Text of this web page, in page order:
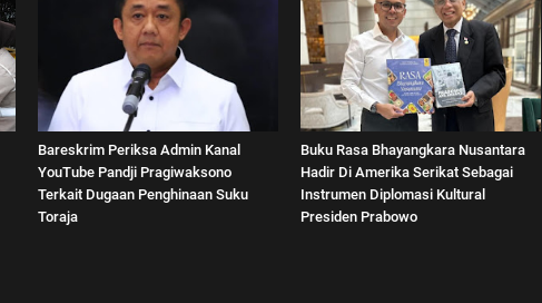
Bareskrim Periksa Admin Kanal
YouTube Pandji Pragiwaksono
Terkait Dugaan Penghinaan Suku
Toraja
Buku Rasa Bhayangkara Nusantara
Hadir Di Amerika Serikat Sebagai
Instrumen Diplomasi Kultural
Presiden Prabowo